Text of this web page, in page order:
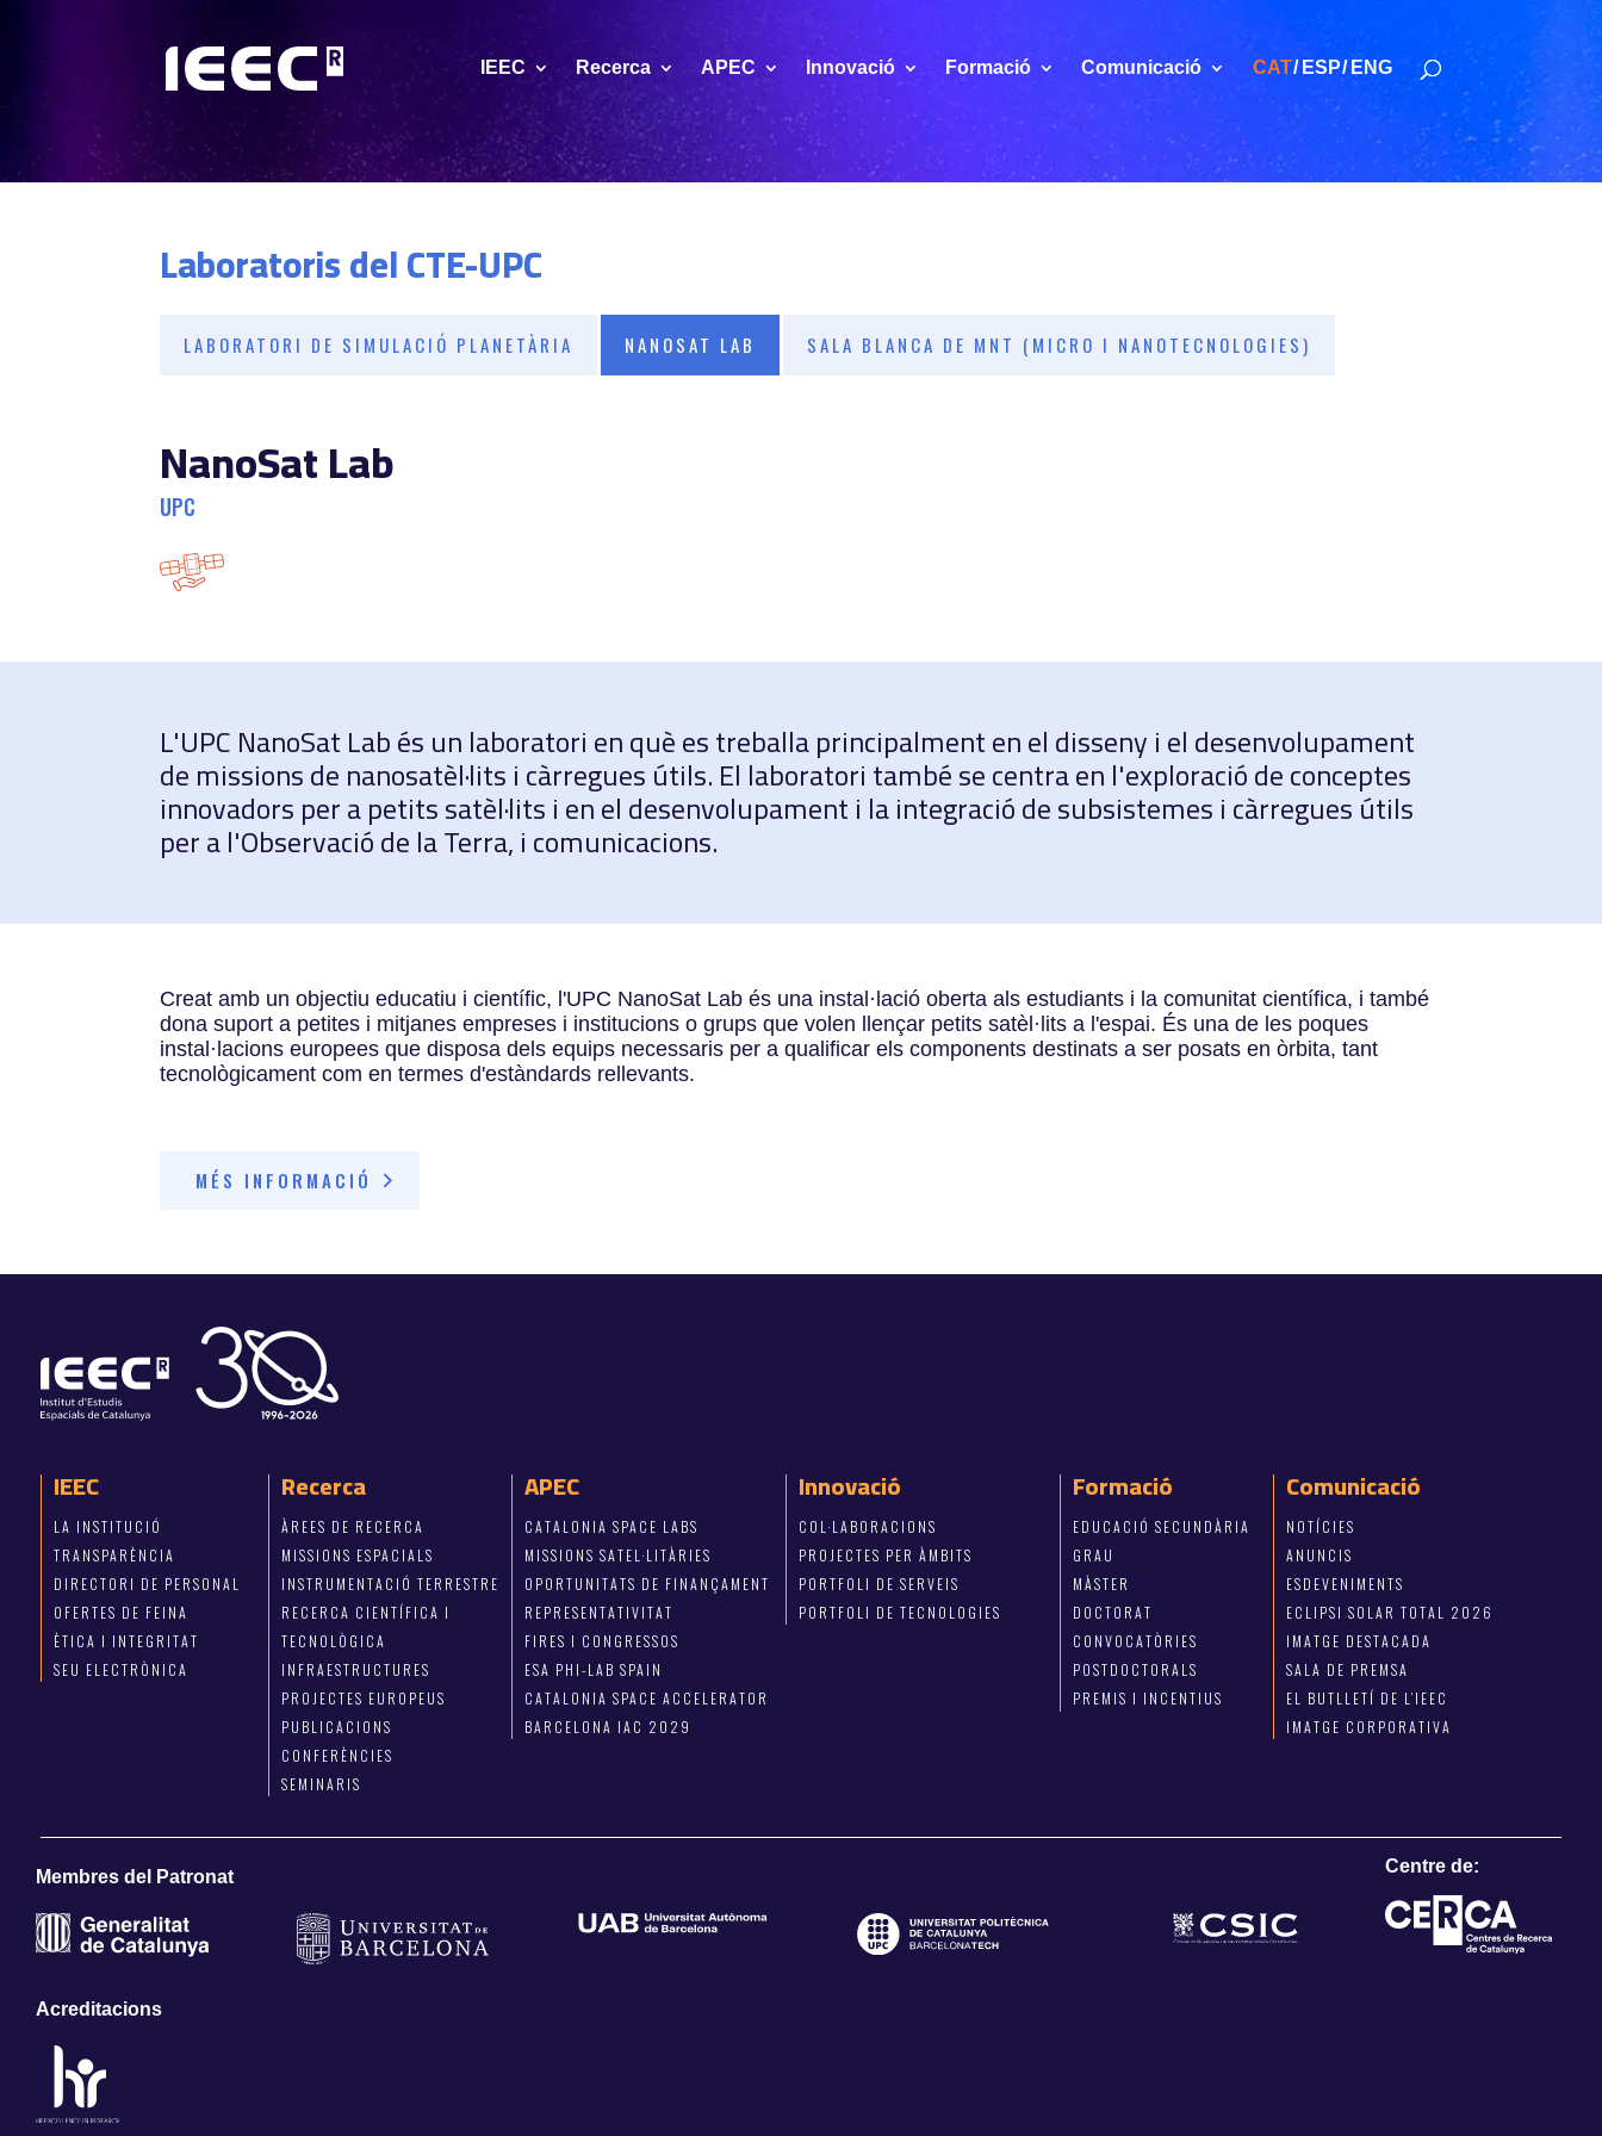
IEEC Recerca APEC Innovació Formació Comunicació CAT ESP ENG
Laboratoris del CTE-UPC
LABORATORI DE SIMULACIÓ PLANETÀRIA NANOSAT LAB SALA BLANCA DE MNT (MICRO I NANOTECNOLOGIES)
NanoSat Lab
UPC
L'UPC NanoSat Lab és un laboratori en què es treballa principalment en el disseny i el desenvolupament
de missions de nanosatèl·lits i càrregues útils. El laboratori també se centra en l'exploració de conceptes
innovadors per a petits satèl·lits i en el desenvolupament i la integració de subsistemes i càrregues útils
per a l'Observació de la Terra, i comunicacions.
Creat amb un objectiu educatiu i científic, l'UPC NanoSat Lab és una instal·lació oberta als estudiants i la comunitat científica, i també
dona suport a petites i mitjanes empreses i institucions o grups que volen llençar petits satèl·lits a l'espai. És una de les poques
instal·lacions europees que disposa dels equips necessaris per a qualificar els components destinats a ser posats en òrbita, tant
tecnològicament com en termes d'estàndards rellevants.
MÉS INFORMACIÓ
IEEC
LA INSTITUCIÓ
TRANSPARÈNCIA
DIRECTORI DE PERSONAL
OFERTES DE FEINA
ÈTICA I INTEGRITAT
SEU ELECTRÒNICA
Recerca
ÀREES DE RECERCA
MISSIONS ESPACIALS
INSTRUMENTACIÓ TERRESTRE
RECERCA CIENTÍFICA I
TECNOLÒGICA
INFRAESTRUCTURES
PROJECTES EUROPEUS
PUBLICACIONS
CONFERÈNCIES
SEMINARIS
APEC
CATALONIA SPACE LABS
MISSIONS SATEL·LITÀRIES
OPORTUNITATS DE FINANÇAMENT
REPRESENTATIVITAT
FIRES I CONGRESSOS
ESA PHI-LAB SPAIN
CATALONIA SPACE ACCELERATOR
BARCELONA IAC 2029
Innovació
COL·LABORACIONS
PROJECTES PER ÀMBITS
PORTFOLI DE SERVEIS
PORTFOLI DE TECNOLOGIES
Formació
EDUCACIÓ SECUNDÀRIA
GRAU
MÀSTER
DOCTORAT
CONVOCATÒRIES
POSTDOCTORALS
PREMIS I INCENTIUS
Comunicació
NOTÍCIES
ANUNCIS
ESDEVENIMENTS
ECLIPSI SOLAR TOTAL 2026
IMATGE DESTACADA
SALA DE PREMSA
EL BUTLLETÍ DE L’IEEC
IMATGE CORPORATIVA
Membres del Patronat
Centre de:
Acreditacions